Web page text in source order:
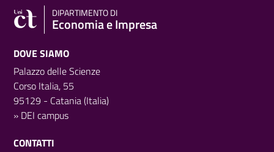
DIPARTIMENTO DI
Economia e Impresa
DOVE SIAMO
Palazzo delle Scienze
Corso Italia, 55
95129 - Catania (Italia)
» DEI campus
CONTATTI